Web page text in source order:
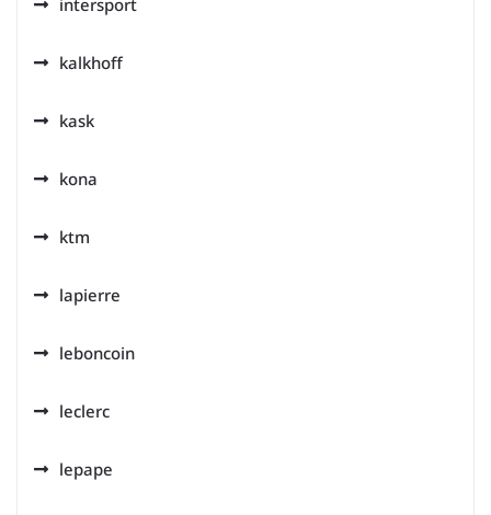
intersport
kalkhoff
kask
kona
ktm
lapierre
leboncoin
leclerc
lepape